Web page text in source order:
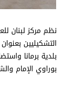
بلدية برمانا
بوراوي الإمام